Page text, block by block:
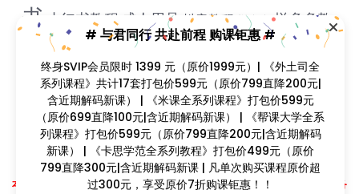
书 小红书教程 成人用品 抖音教程 拼多多 拼多多教
淘宝教程 米课 脸书教程
谷歌
ADS教程谷歌SEO教程 谷歌SEO课程 谷歌运用教程
境B哥 阿里国际站雨课网雷子教程 颜Sir 飞橙教育
Copyright © 2023找课程网- All rights reserved
本站支持课程资源互换，优质课程资源互换请联系微信在线客服：zkcw598 (备
# 与君同行 共赴前程 购课钜惠 #
终身SVIP会员限时 1399 元（原价1999元）| 《外土司全
系列课程》共计17套打包价599元（原价799直降200元|
含近期解码新课） | 《米课全系列课程》打包价599元
（原价699直降100元|含近期解码新课） | 《帮课大学全系
列课程》打包价599元（原价799直降200元|含近期解码
新课） | 《卡思学范全系列教程》打包价499元（原价
799直降300元|含近期解码新课 | 凡单次购买课程原价超
过300元，享受原价7折购课钜惠！！